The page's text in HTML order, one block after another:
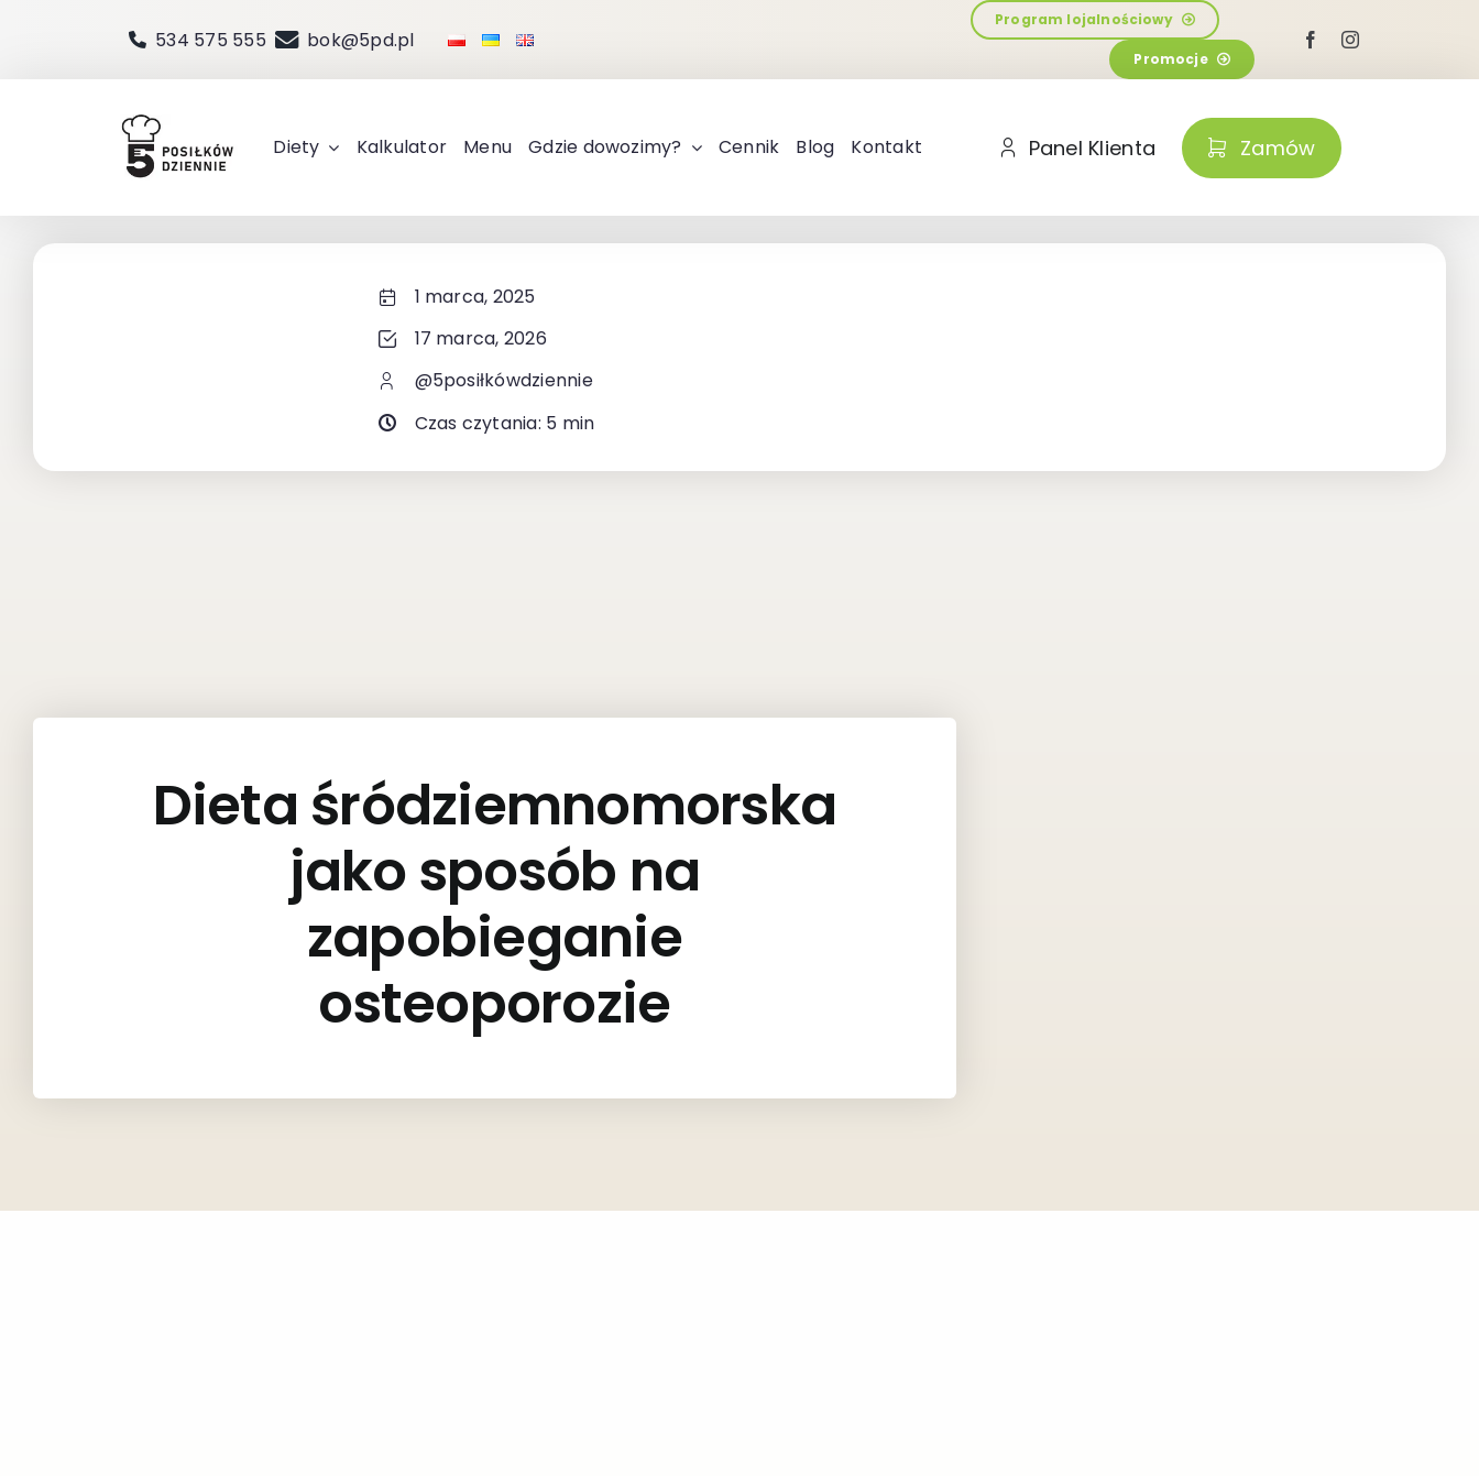
zawartości
534 575 555 bok@5pd.pl
Program lojalnościowy
Promocje
Diety Kalkulator Menu Gdzie dowozimy? Cennik Blog Kontakt Panel Klienta Zamów
1 marca, 2025
17 marca, 2026
@5posiłkówdziennie
Czas czytania: 5 min
Dieta śródziemnomorska
jako sposób na
zapobieganie
osteoporozie